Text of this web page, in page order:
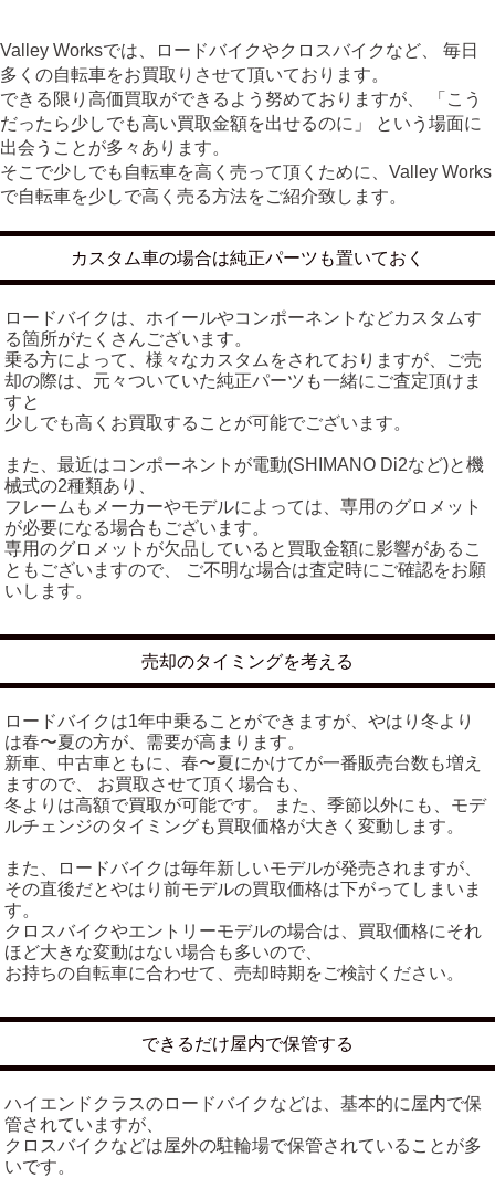
Valley Worksでは、ロードバイクやクロスバイクなど、 毎日
多くの自転車をお買取りさせて頂いております。
できる限り高価買取ができるよう努めておりますが、 「こう
だったら少しでも高い買取金額を出せるのに」 という場面に
出会うことが多々あります。
そこで少しでも自転車を高く売って頂くために、Valley Works
で自転車を少しで高く売る方法をご紹介致します。
カスタム車の場合は純正パーツも置いておく
ロードバイクは、ホイールやコンポーネントなどカスタムす
る箇所がたくさんございます。
乗る方によって、様々なカスタムをされておりますが、ご売
却の際は、元々ついていた純正パーツも一緒にご査定頂けま
すと
少しでも高くお買取することが可能でございます。
また、最近はコンポーネントが電動(SHIMANO Di2など)と機
械式の2種類あり、
フレームもメーカーやモデルによっては、専用のグロメット
が必要になる場合もございます。
専用のグロメットが欠品していると買取金額に影響があるこ
ともございますので、 ご不明な場合は査定時にご確認をお願
いします。
売却のタイミングを考える
ロードバイクは1年中乗ることができますが、やはり冬より
は春〜夏の方が、需要が高まります。
新車、中古車ともに、春〜夏にかけてが一番販売台数も増え
ますので、 お買取させて頂く場合も、
冬よりは高額で買取が可能です。 また、季節以外にも、モデ
ルチェンジのタイミングも買取価格が大きく変動します。
また、ロードバイクは毎年新しいモデルが発売されますが、
その直後だとやはり前モデルの買取価格は下がってしまいま
す。
クロスバイクやエントリーモデルの場合は、買取価格にそれ
ほど大きな変動はない場合も多いので、
お持ちの自転車に合わせて、売却時期をご検討ください。
できるだけ屋内で保管する
ハイエンドクラスのロードバイクなどは、基本的に屋内で保
管されていますが、
クロスバイクなどは屋外の駐輪場で保管されていることが多
いです。